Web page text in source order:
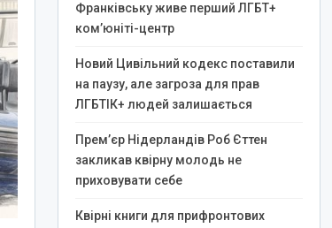
Франківську живе перший ЛГБТ+
ком’юніті-центр
Новий Цивільний кодекс поставили
на паузу, але загроза для прав
ЛГБТІК+ людей залишається
Прем’єр Нідерландів Роб Єттен
закликав квірну молодь не
приховувати себе
Квірні книги для прифронтових